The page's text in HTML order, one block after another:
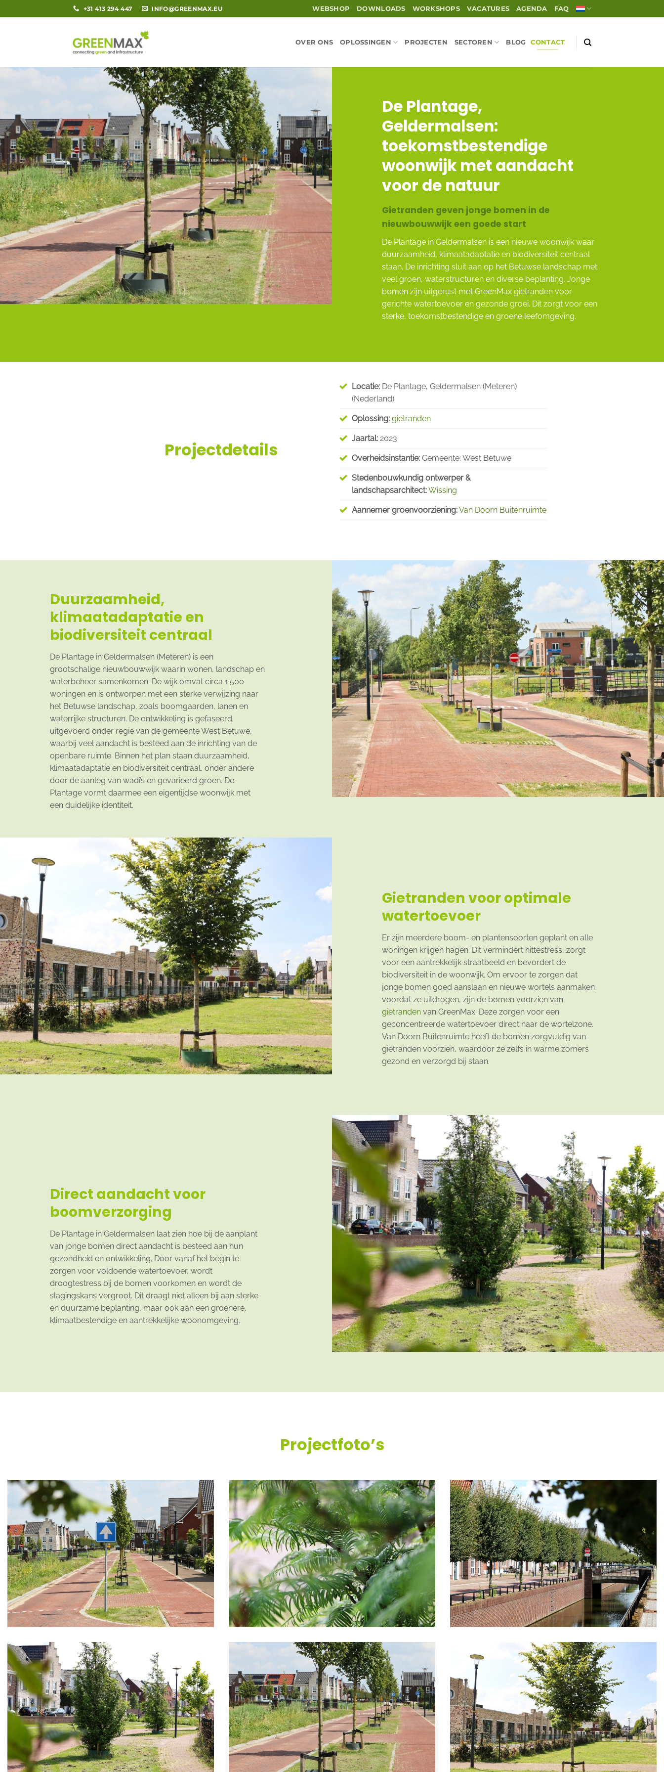
naar
+31 413 294 447 INFO@GREENMAX.EU WEBSHOP DOWNLOADS WORKSHOPS VACATURES AGENDA FAQ
OVER ONS OPLOSSINGEN PROJECTEN SECTOREN BLOG CONTACT
De Plantage,
Geldermalsen:
toekomstbestendige
woonwijk met aandacht
voor de natuur
Gietranden geven jonge bomen in de
nieuwbouwwijk een goede start
De Plantage in Geldermalsen is een nieuwe woonwijk waar
duurzaamheid, klimaatadaptatie en biodiversiteit centraal
staan. De inrichting sluit aan op het Betuwse landschap met
veel groen, waterstructuren en diverse beplanting. Jonge
bomen zijn uitgerust met GreenMax gietranden voor
gerichte watertoevoer en gezonde groei. Dit zorgt voor een
sterke, toekomstbestendige en groene leefomgeving.
Projectdetails
Locatie: De Plantage, Geldermalsen (Meteren)
(Nederland)
Oplossing: gietranden
Jaartal: 2023
Overheidsinstantie: Gemeente: West Betuwe
Stedenbouwkundig ontwerper &
landschapsarchitect:Wissing
Aannemer groenvoorziening:Van Doorn Buitenruimte
Duurzaamheid,
klimaatadaptatie en
biodiversiteit centraal
De Plantage in Geldermalsen (Meteren) is een
grootschalige nieuwbouwwijk waarin wonen, landschap en
waterbeheer samenkomen. De wijk omvat circa 1.500
woningen en is ontworpen met een sterke verwijzing naar
het Betuwse landschap, zoals boomgaarden, lanen en
waterrijke structuren. De ontwikkeling is gefaseerd
uitgevoerd onder regie van de gemeente West Betuwe,
waarbij veel aandacht is besteed aan de inrichting van de
openbare ruimte. Binnen het plan staan duurzaamheid,
klimaatadaptatie en biodiversiteit centraal, onder andere
door de aanleg van wadi’s en gevarieerd groen. De
Plantage vormt daarmee een eigentijdse woonwijk met
een duidelijke identiteit.
Gietranden voor optimale
watertoevoer
Er zijn meerdere boom- en plantensoorten geplant en alle
woningen krijgen hagen. Dit vermindert hittestress, zorgt
voor een aantrekkelijk straatbeeld en bevordert de
biodiversiteit in de woonwijk. Om ervoor te zorgen dat
jonge bomen goed aanslaan en nieuwe wortels aanmaken
voordat ze uitdrogen, zijn de bomen voorzien van
gietrandenvan GreenMax. Deze zorgen voor een
geconcentreerde watertoevoer direct naar de wortelzone.
Van Doorn Buitenruimte heeft de bomen zorgvuldig van
gietranden voorzien, waardoor ze zelfs in warme zomers
gezond en verzorgd bij staan.
Direct aandacht voor
boomverzorging
De Plantage in Geldermalsen laat zien hoe bij de aanplant
van jonge bomen direct aandacht is besteed aan hun
gezondheid en ontwikkeling. Door vanaf het begin te
zorgen voor voldoende watertoevoer, wordt
droogtestress bij de bomen voorkomen en wordt de
slagingskans vergroot. Dit draagt niet alleen bij aan sterke
en duurzame beplanting, maar ook aan een groenere,
klimaatbestendige en aantrekkelijke woonomgeving.
Projectfoto’s